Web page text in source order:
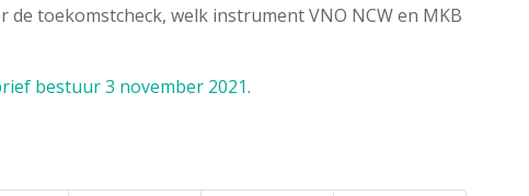
toekomstcheck, welk instrument VNO NCW en MKB
bestuur 3 november 2021.